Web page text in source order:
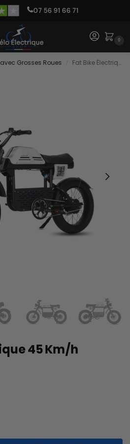
07 56 91 66 71
0
Grosses Roues Fat Bike Électrique 45 Km/h
45 Km/h